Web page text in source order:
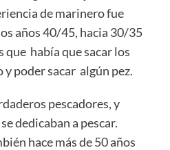
de marinero fue
años 40/45, hacia 30/35
que había que sacar los
poder sacar algún pez.
pescadores, y
dedicaban a pescar.
hace más de 50 años